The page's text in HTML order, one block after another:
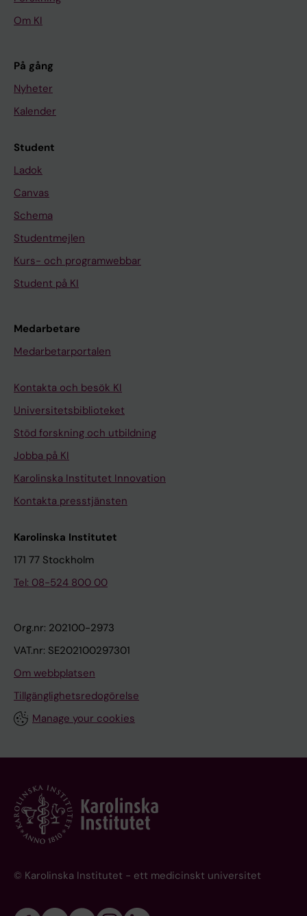
Om KI
På gång
Nyheter
Kalender
Student
Ladok
Canvas
Schema
Studentmejlen
Kurs- och programwebbar
Student på KI
Medarbetare
Medarbetarportalen
Kontakta och besök KI
Universitetsbiblioteket
Stöd forskning och utbildning
Jobba på KI
Karolinska Institutet Innovation
Kontakta presstjänsten
Karolinska Institutet
171 77 Stockholm
Tel: 08-524 800 00
Org.nr: 202100-2973
VAT.nr: SE202100297301
Om webbplatsen
Tillgänglighetsredogörelse
Manage your cookies
© Karolinska Institutet - ett medicinskt universitet